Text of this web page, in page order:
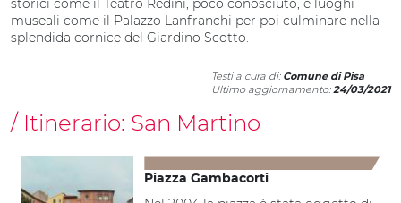
storici come il Teatro Redini, poco conosciuto, e luoghi
museali come il Palazzo Lanfranchi per poi culminare nella
splendida cornice del Giardino Scotto.
Testi a cura di: Comune di Pisa
Ultimo aggiornamento:24/03/2021
Itinerario: San Martino
Piazza Gambacorti